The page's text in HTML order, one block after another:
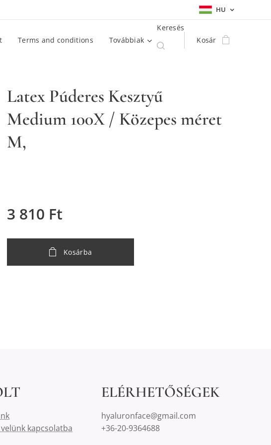
HU
Terms and conditions Továbbiak
Keresés
Kosár
Latex Púderes Kesztyű
Medium 100X / Közepes méret
M,
3 810 Ft
Kosárba
kapcsolatba
ELÉRHETŐSÉGEK
hyaluronface@gmail.com
+36-20-9364688